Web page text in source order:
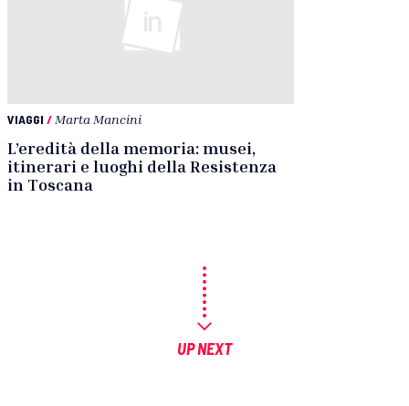
VIAGGI / Marta Mancini
L’eredità della memoria: musei,
itinerari e luoghi della Resistenza
in Toscana
UP NEXT